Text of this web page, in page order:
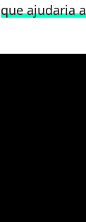
que ajudaria